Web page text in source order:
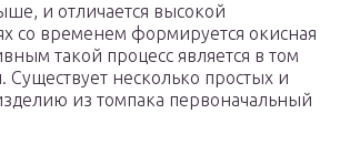
и отличается высокой
со временем формируется окисная
такой процесс является в том
Существует несколько простых и
из томпака первоначальный